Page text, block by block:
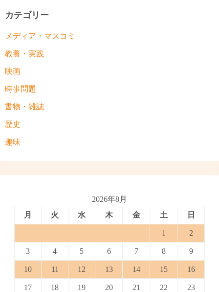
カテゴリー
メディア・マスコミ
教養・実践
映画
時事問題
書物・雑誌
歴史
趣味
2026年8月
月
火 水 木 金 土 日
1 2
3 4 5 6 7 8 9
10 11 12 13 14 15 16
17 18 19 20 21 22 23